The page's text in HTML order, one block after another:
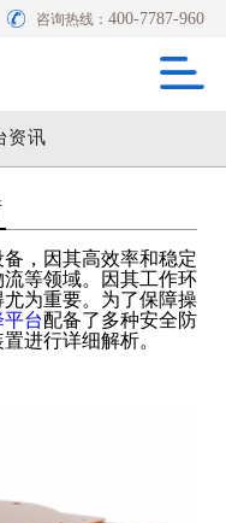
咨询热线：400-7787-960
资讯
，因其高效率和稳定
等领域。因其工作环
为重要。为了保障操
台配备了多种安全防
进行详细解析。